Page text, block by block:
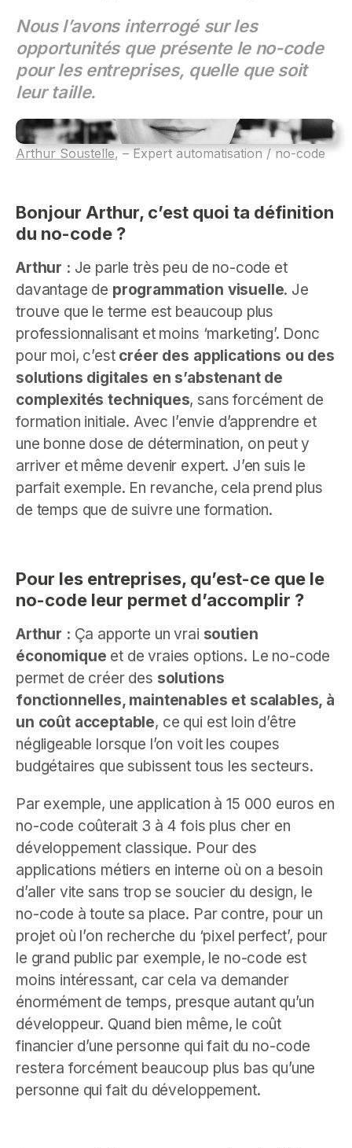
Nous l’avons interrogé sur les
opportunités que présente le no-code
pour les entreprises, quelle que soit
leur taille.
Arthur Soustelle, – Expert automatisation / no-code
Bonjour Arthur, c’est quoi ta définition
du no-code ?
Arthur : Je parle très peu de no-code et
davantage de programmation visuelle. Je
trouve que le terme est beaucoup plus
professionnalisant et moins ‘marketing’. Donc
pour moi, c’est créer des applications ou des
solutions digitales en s’abstenant de
complexités techniques, sans forcément de
formation initiale. Avec l’envie d’apprendre et
une bonne dose de détermination, on peut y
arriver et même devenir expert. J’en suis le
parfait exemple. En revanche, cela prend plus
de temps que de suivre une formation.
Pour les entreprises, qu’est-ce que le
no-code leur permet d’accomplir ?
Arthur : Ça apporte un vrai soutien
économique et de vraies options. Le no-code
permet de créer des solutions
fonctionnelles, maintenables et scalables, à
un coût acceptable, ce qui est loin d’être
négligeable lorsque l’on voit les coupes
budgétaires que subissent tous les secteurs.
Par exemple, une application à 15 000 euros en
no-code coûterait 3 à 4 fois plus cher en
développement classique. Pour des
applications métiers en interne où on a besoin
d’aller vite sans trop se soucier du design, le
no-code à toute sa place. Par contre, pour un
projet où l’on recherche du ‘pixel perfect’, pour
le grand public par exemple, le no-code est
moins intéressant, car cela va demander
énormément de temps, presque autant qu’un
développeur. Quand bien même, le coût
financier d’une personne qui fait du no-code
restera forcément beaucoup plus bas qu’une
personne qui fait du développement.